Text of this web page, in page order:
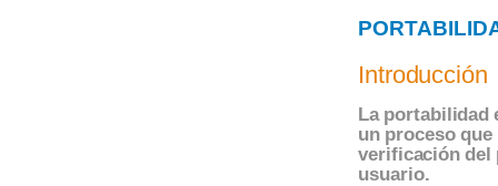
Introducción
La portabilidad
un proceso
verificación del
usuario.